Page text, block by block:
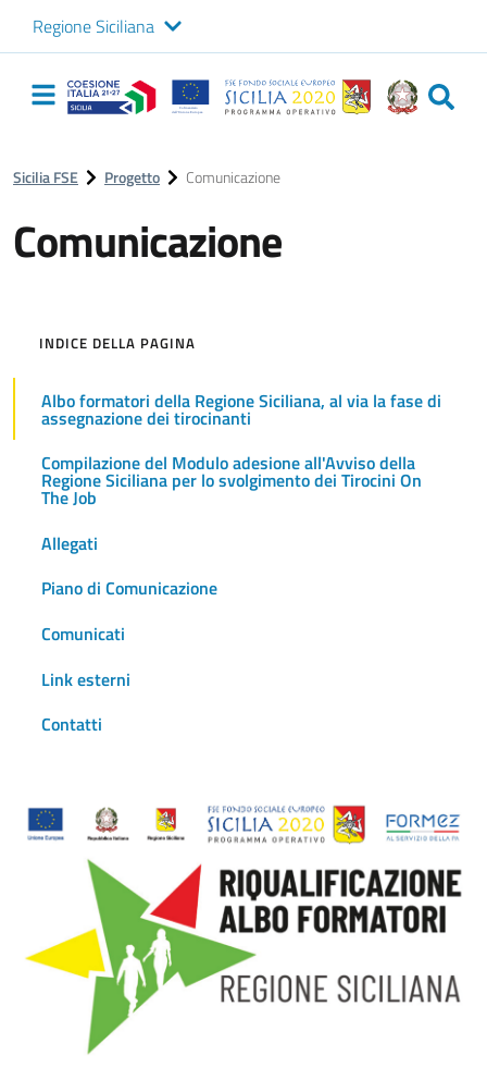
Regione Siciliana
Logo Sicilia FSE
Navigazione
principale
Sicilia FSE Progetto Comunicazione
Comunicazione
INDICE DELLA PAGINA
Albo formatori della Regione Siciliana, al via la fase di
assegnazione dei tirocinanti
Compilazione del Modulo adesione all'Avviso della
Regione Siciliana per lo svolgimento dei Tirocini On
The Job
Allegati
Piano di Comunicazione
Comunicati
Link esterni
Contatti